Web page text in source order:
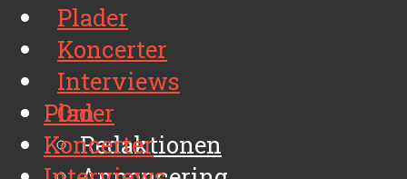
Plader
Koncerter
Interviews
Om
Redaktionen
Plader
Koncerter